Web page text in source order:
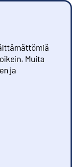
Muita
ja